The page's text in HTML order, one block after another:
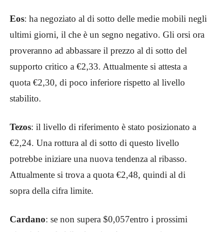
Eos: ha negoziato al di sotto delle medie mobili negli
ultimi giorni, il che è un segno negativo. Gli orsi ora
proveranno ad abbassare il prezzo al di sotto del
supporto critico a €2,33. Attualmente si attesta a
quota €2,30, di poco inferiore rispetto al livello
stabilito.
Tezos: il livello di riferimento è stato posizionato a
€2,24. Una rottura al di sotto di questo livello
potrebbe iniziare una nuova tendenza al ribasso.
Attualmente si trova a quota €2,48, quindi al di
sopra della cifra limite.
Cardano: se non supera $0,057entro i prossimi